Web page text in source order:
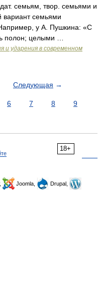
семьям, твор. семьями и
вариант семьями
у А. Пушкина: «С
полон; целыми …
и ударения в современном
Следующая →
6 7 8
9
18+
Joomla,
Drupal,